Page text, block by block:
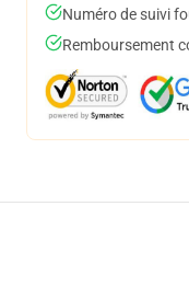
Numéro de suivi
Remboursement